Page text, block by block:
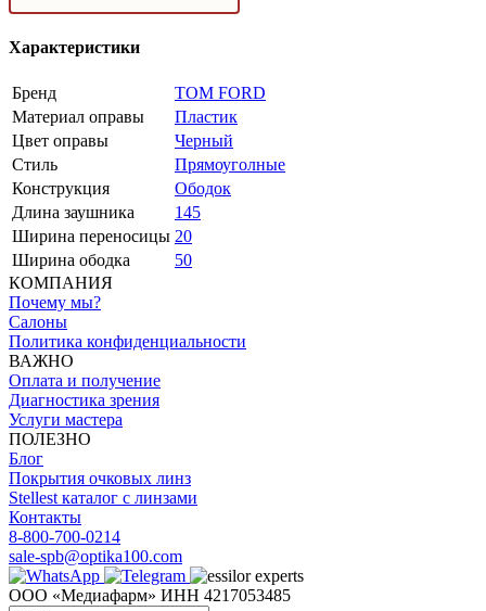
Характеристики
Бренд
TOM FORD
Материал оправы
Пластик
Цвет оправы
Черный
Стиль
Прямоуголные
Конструкция
Ободок
Длина заушника
145
Ширина переносицы 20
Ширина ободка
50
КОМПАНИЯ
Почему мы?
Салоны
Политика конфиденциальности
ВАЖНО
Оплата и получение
Диагностика зрения
Услуги мастера
ПОЛЕЗНО
Блог
Покрытия очковых линз
Stellest каталог с линзами
Контакты
8-800-700-0214
sale-spb@optika100.com
ООО «Медиафарм» ИНН 4217053485